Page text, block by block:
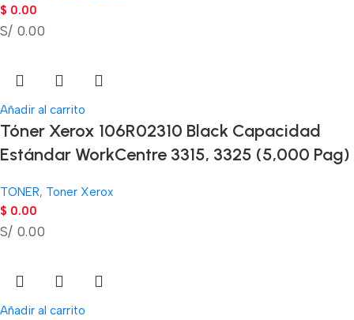
$ 0.00
S/ 0.00
Añadir al carrito
Tóner Xerox 106R02310 Black Capacidad
Estándar WorkCentre 3315, 3325 (5,000 Pag)
TONER, Toner Xerox
$ 0.00
S/ 0.00
Añadir al carrito